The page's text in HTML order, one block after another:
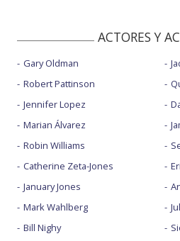
ACTORES Y
Gary Oldman
Robert Pattinson
Jennifer Lopez
Marian Álvarez
Robin Williams
Catherine Zeta-Jones
January Jones
Mark Wahlberg
Bill Nighy